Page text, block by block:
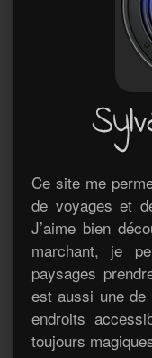
Ce site me
de voyages et
J’aime bien
marchant, je
paysages
est aussi une de
endroits
toujours